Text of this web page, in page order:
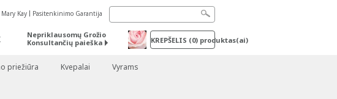
Kay Pasitenkinimo Garantija
Nepriklausomų Grožio
Konsultančių paieška
KREPŠELIS (0) produktas(ai)
priežiūra Kvepalai Vyrams